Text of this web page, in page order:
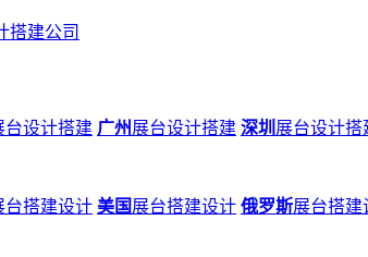
台设计搭建 广州展台设计搭建 深圳 展台设计搭
台搭建设计 美国 展台搭建设计 俄罗斯展台搭建